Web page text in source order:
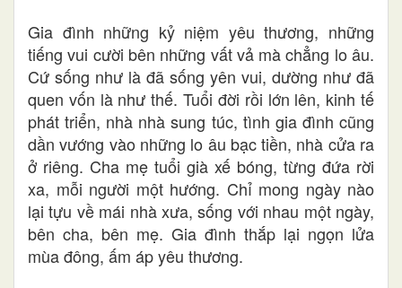
Gia đình những kỷ niệm yêu thương, những
tiếng vui cười bên những vất vả mà chẳng lo âu.
Cứ sống như là đã sống yên vui, dường như đã
quen vốn là như thế. Tuổi đời rồi lớn lên, kinh tế
phát triển, nhà nhà sung túc, tình gia đình cũng
dần vướng vào những lo âu bạc tiền, nhà cửa ra
ở riêng. Cha mẹ tuổi già xế bóng, từng đứa rời
xa, mỗi người một hướng. Chỉ mong ngày nào
lại tựu về mái nhà xưa, sống với nhau một ngày,
bên cha, bên mẹ. Gia đình thắp lại ngọn lửa
mùa đông, ấm áp yêu thương.